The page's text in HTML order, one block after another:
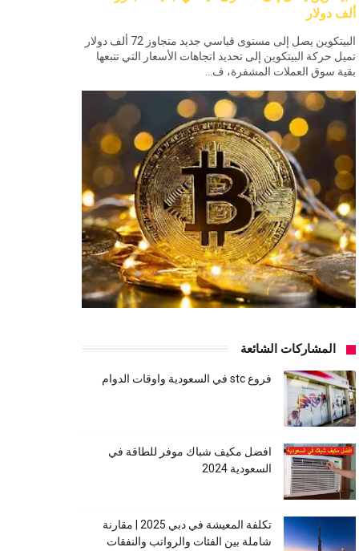
ألف دولار
البيتكوين يصل إلى مستوى قياسي جديد متجاوز 72 ألف دولار
تميل حركة البيتكوين إلى تحديد اتجاهات الأسعار التي تتبعها
بقية سوق العملات المشفرة، ف...
المشاركات الشائعة
فروع stc في السعودية واوقات الدوام
افضل مكيف شباك موفر للطاقة في
السعودية 2024
تكلفة المعيشة في دبي 2025 | مقارنة
شاملة بين الفئات والرواتب والنفقات